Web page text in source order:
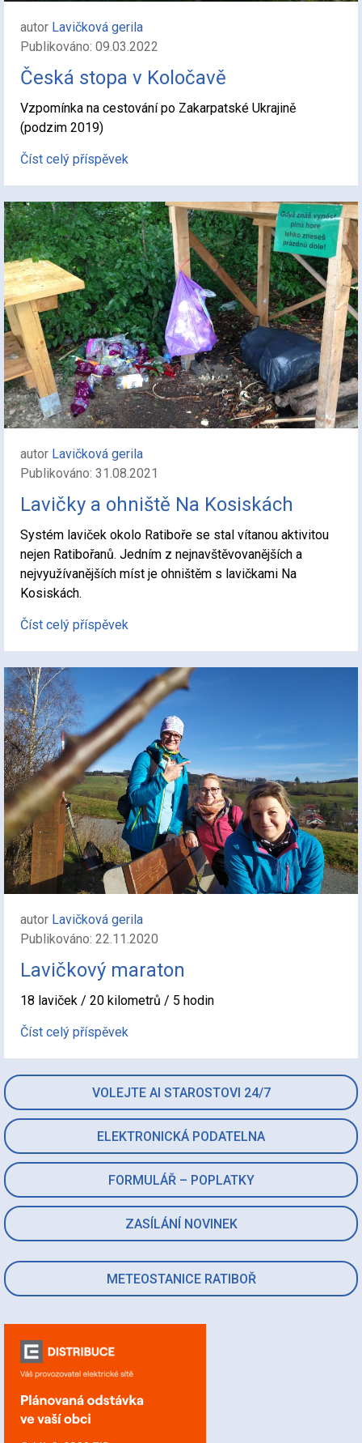
VOLEJTE AI STAROSTOVI 24/7
ELEKTRONICKÁ PODATELNA
FORMULÁŘ – POPLATKY
ZASÍLÁNÍ NOVINEK
METEOSTANICE RATIBOŘ
autor Lavičková gerila
Publikováno: 09.03.2022
Česká stopa v Koločavě
Vzpomínka na cestování po Zakarpatské Ukrajině
(podzim 2019)
Číst celý příspěvek
autor Lavičková gerila
Publikováno: 31.08.2021
Lavičky a ohniště Na Kosiskách
Systém laviček okolo Ratiboře se stal vítanou aktivitou
nejen Ratibořanů. Jedním z nejnavštěvovanějších a
nejvyužívanějších míst je ohništěm s lavičkami Na
Kosiskách.
Číst celý příspěvek
autor Lavičková gerila
Publikováno: 22.11.2020
Lavičkový maraton
18 laviček / 20 kilometrů / 5 hodin
Číst celý příspěvek